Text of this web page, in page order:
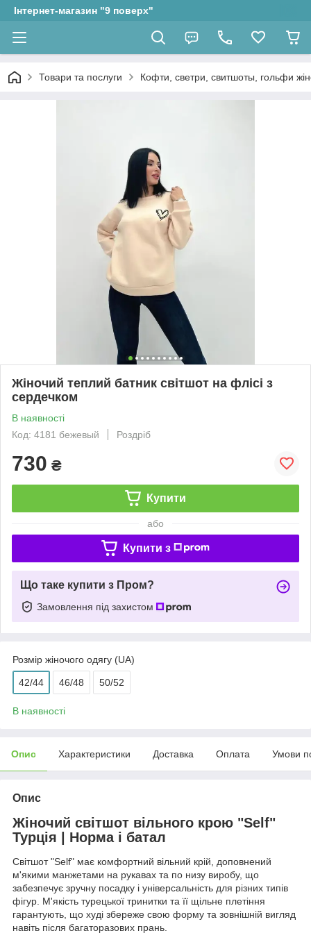
Інтернет-магазин "9 поверх"
Товари та послуги Кофти, светри, свитшоты, гольфи
Жіночий теплий батник світшот на флісі з
сердечком
В наявності
Код: 4181 бежевый
Роздріб
730 ₴
Купити
або
Купити з
Що таке купити з Пром?
Замовлення під захистом
Розмір жіночого одягу (UA)
42/44 46/48 50/52
В наявності
Опис Характеристики Доставка Оплата Умови
Опис
Жіночий світшот вільного крою "Self"
Турція | Норма і батал
Світшот "Self" має комфортний вільний крій, доповнений
м'якими манжетами на рукавах та по низу виробу, що
забезпечує зручну посадку і універсальність для різних типів
фігур. М'якість турецької тринитки та її щільне плетіння
гарантують, що худі збереже свою форму та зовнішній вигляд
навіть після багаторазових прань.